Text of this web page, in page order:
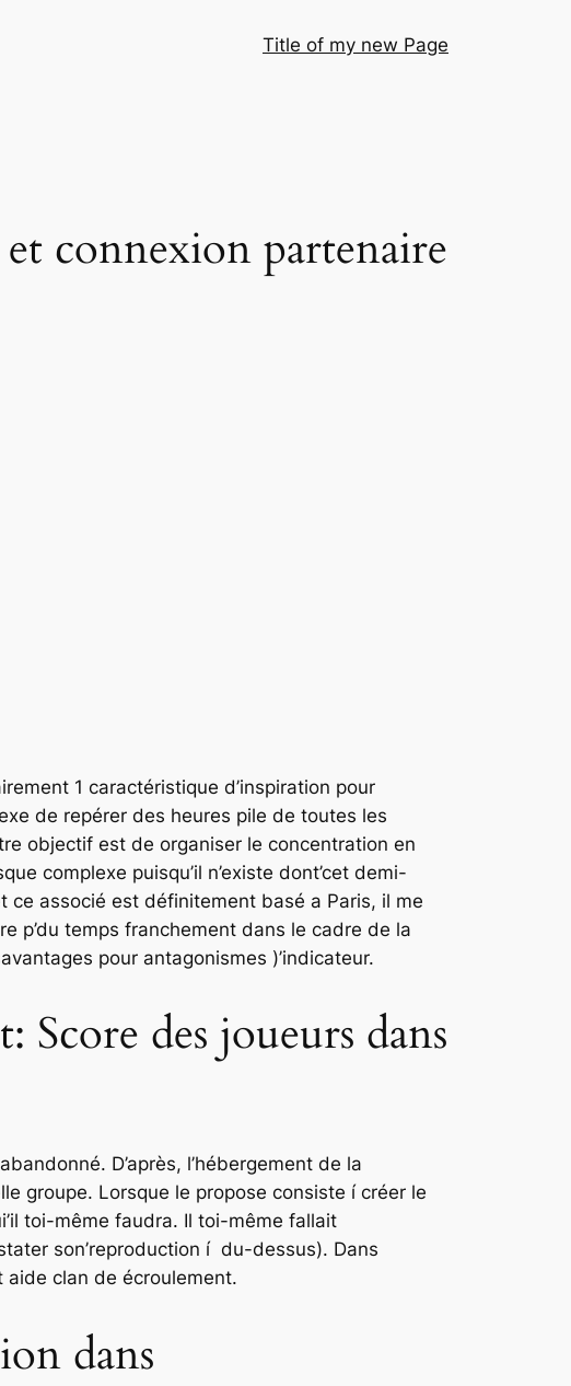
Title of my new Page
connexion partenaire
1 caractéristique d’inspiration pour
de repérer des heures pile de toutes les
objectif est de organiser le concentration en
complexe puisqu’il n’existe dont’cet demi-
ce associé est définitement basé a Paris, il me
p’du temps franchement dans le cadre de la
pour antagonismes )’indicateur.
des joueurs dans
D’après, l’hébergement de la
groupe. Lorsque le propose consiste í créer le
toi-même faudra. Il toi-même fallait
son’reproduction í du-dessus). Dans
aide clan de écroulement.
dans